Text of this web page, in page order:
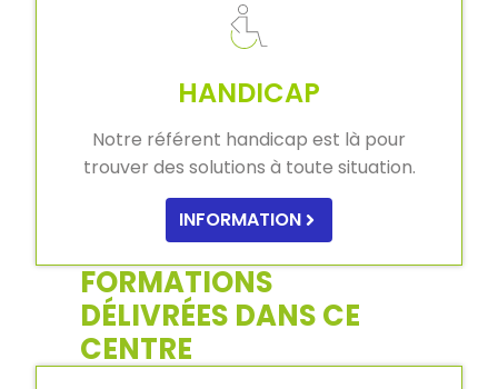
HANDICAP
Notre référent handicap est là pour
trouver des solutions à toute situation.
INFORMATION
FORMATIONS
DÉLIVRÉES DANS CE
CENTRE